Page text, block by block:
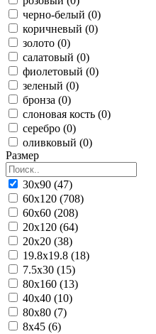
черно-белый (0)
коричневый (0)
золото (0)
салатовый (0)
фиолетовый (0)
зеленый (0)
бронза (0)
слоновая кость (0)
серебро (0)
оливковый (0)
Размер
30x90 (47)
60x120 (708)
60x60 (208)
20x120 (64)
20x20 (38)
19.8x19.8 (18)
7.5x30 (15)
80x160 (13)
40x40 (10)
80x80 (7)
8x45 (6)